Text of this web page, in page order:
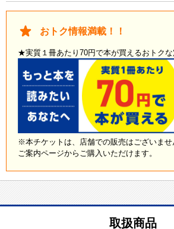
おトク情報満載！！
★実質１冊あたり70円で本が買えるおトク
※本チケットは、店舗での販売はございませ
ご案内ページからご購入いただけます。
取扱商品